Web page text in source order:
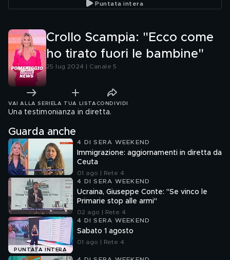
Puntata intera
Crollo Scampia: "Ecco come
ho tirato fuori le bambine"
25 lug 2024 | Canale 5
VAI ALLA SERIE LA TUA LISTA CONDIVIDI
Una testimonianza in diretta.
Guarda anche
4 DI SERA WEEKEND
Immigrazione: aggiornamenti in diretta da
Ceuta
01 ago | Rete 4
4 DI SERA WEEKEND
Ucraina, Giuseppe Conte: "Se vinco le
Primarie stop alle armi"
02 ago | Rete 4
PUNTATA INTERA
4 DI SERA WEEKEND
Sabato 1 agosto
01 ago | Rete 4